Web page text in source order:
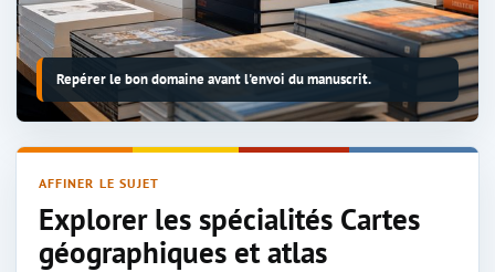
Repérer le bon domaine avant l'envoi du manuscrit.
AFFINER LE SUJET
Explorer les spécialités Cartes
géographiques et atlas